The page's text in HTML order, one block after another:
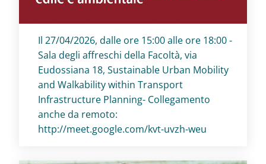
Titolo card:
Il 27/04/2026, dalle ore 15:00 alle ore 18:00 -
Sala degli affreschi della Facoltà, via
Eudossiana 18, Sustainable Urban Mobility
and Walkability within Transport
Infrastructure Planning- Collegamento
anche da remoto:
http://meet.google.com/kvt-uvzh-weu